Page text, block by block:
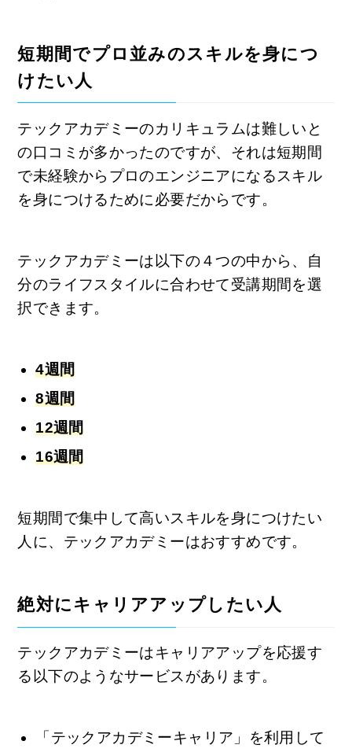
短期間でプロ並みのスキルを身につ
けたい人
テックアカデミーのカリキュラムは難しいと
の口コミが多かったのですが、それは短期間
で未経験からプロのエンジニアになるスキル
を身につけるために必要だからです。
テックアカデミーは以下の４つの中から、自
分のライフスタイルに合わせて受講期間を選
択できます。
4週間
8週間
12週間
16週間
短期間で集中して高いスキルを身につけたい
人に、テックアカデミーはおすすめです。
絶対にキャリアアップしたい人
テックアカデミーはキャリアアップを応援す
る以下のようなサービスがあります。
「テックアカデミーキャリア」を利用して